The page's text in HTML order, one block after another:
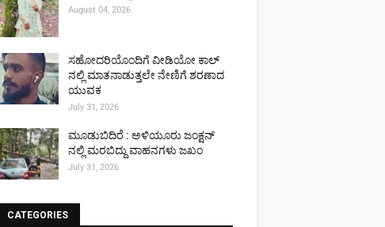
August 04, 2026
ಸಹೋದರಿಯೊಂದಿಗೆ ವೀಡಿಯೋ ಕಾಲ್
ನಲ್ಲಿ ಮಾತನಾಡುತ್ತಲೇ ನೇಣಿಗೆ ಶರಣಾದ
ಯುವಕ
July 31, 2026
ಮೂಡುಬಿದಿರೆ : ಅಳಿಯೂರು ಜಂಕ್ಷನ್
ನಲ್ಲಿ ಮರಬಿದ್ದು ವಾಹನಗಳು ಜಖಂ
July 31, 2026
CATEGORIES